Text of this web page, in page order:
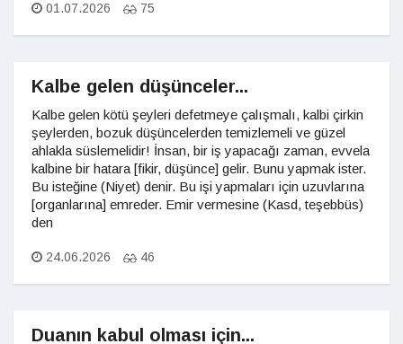
01.07.2026 75
Kalbe gelen düşünceler...
Kalbe gelen kötü şeyleri defetmeye çalışmalı, kalbi çirkin
şeylerden, bozuk düşüncelerden temizlemeli ve güzel
ahlakla süslemelidir! İnsan, bir iş yapacağı zaman, evvela
kalbine bir hatara [fikir, düşünce] gelir. Bunu yapmak ister.
Bu isteğine (Niyet) denir. Bu işi yapmaları için uzuvlarına
[organlarına] emreder. Emir vermesine (Kasd, teşebbüs)
den
24.06.2026 46
Duanın kabul olması için...